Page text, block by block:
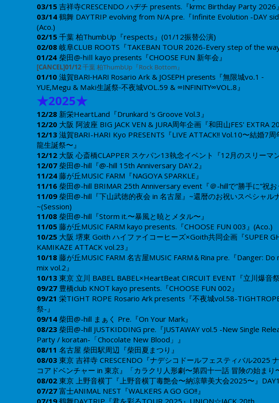
03/15 吉祥寺CRESCENDO ハヂチ presents.『krmc Birthday Party 2026』
03/14 鶴舞 DAYTRIP evolving from N/A pre.『Infinite Evolution -DAY
(Aco.)
02/15 千葉 柏ThumbUp 『respects』​(01/12振替公演)
02/08 岐阜CLUB ROOTS 『TAKEBAN TOUR 2026-Every step of the
01/24 柴田@-hill kayo presents​『CHOOSE FUN 新年会』
[CANCEL]01/12千葉 柏ThumbUp『Rock Bottom』
01/10 滋賀BARI-HARI Rosario Ark & JOSEPH presents『無限城vo.1 -
YUE,Megu & Maki生誕祭-不夜城VOL.59 & ∞INFINITY∞VOL.8』
★2025★
12/28 新栄HeartLand 『Drunkard 's Groove Vol.3』
12/20 大阪 阿波座 BIG JACK VEN & JURA周年企画 『和田山FES' EXTRA
12/13 滋賀BARI-HARI​ ​​​​​Kyo PRESENTS『LIVE ATTACK!! Vol.10〜結婚7
龍生誕祭〜』
12/12 大阪 心斎橋CLAPPER スケパン13執念イベント『12月のスリーマン
12/07 柴田@-hill 『@-hill 15th Anniversary DAY.2』
11/24 藤が丘MUSIC FARM 『NAGOYA SPARKLE』
11/16 柴田@-hill BRIMAR 25th Anniversary event『＠-hillで”勝手に”祝お
11/09 柴田@-hill 『下山武徳的夜会 in 名古屋』~還暦のお祝いスペシャル
~​(Session)
11/08 柴田@-hill 『Storm it.〜暴風と暁とメタル〜』
11/05 藤が丘MUSIC FARM kayo presents.『CHOOSE FUN 003』 (Aco.)
10/25 大阪 堺東 Goith ハイファイコーヒーズ×Goith共同企画 『SUPER
KAMIKAZE ATTACK vol.23』
10/18 藤が丘MUSIC FARM 名古屋MUSIC FARM＆Rina pre. 『Danger: Do
mix vol.2』
10/13 東京 立川 BABEL BABEL×HeartBeat CIRCUIT EVENT 『立川爆音祭
09/27 豊橋club KNOT kayo presents. 『CHOOSE FUN 002』
09/21 栄TIGHT ROPE Rosario Ark presents 『不夜城vol.58-
祭-』
09/14 柴田@-hill まぁく Pre. 『On Your Mark』
​08/23 柴田@-hill JUSTKIDDING pre. 『JUSTAWAY vol.5 -New Single
Party / koratan- 「Chocolate New Blood」』
08/11 名古屋 柴田駅周辺 『柴田夏まつり』
08/03 東京 吉祥寺 CRESCENDO 『ナデシコドールフェスティバル2025
コアドベンチャー in 東京』
「カラクリ人形劇〜第四十一話 冒険の始まり
​08/02 東京 上野音横丁 『上野音横丁毒艶会〜納涼華美大会2025〜』DAY1
07/27 富士ANIMAL NEST 『WALKERS A GO GO!!』
07/19 鶴舞DAYTRIP 『君を彩るTOUR 2025』 UNION☆JACK 20th